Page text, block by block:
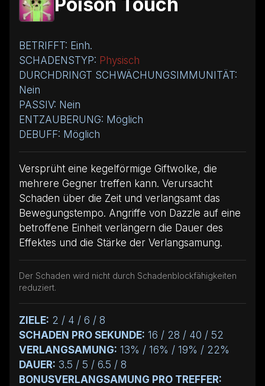
BETRIFFT: Einh.
SCHADENSTYP: Physisch
DURCHDRINGT SCHWÄCHUNGSIMMUNITÄT:
Nein
PASSIV: Nein
ENTZAUBERUNG: Möglich
DEBUFF: Möglich
Versprüht eine kegelförmige Giftwolke, die
mehrere Gegner treffen kann. Verursacht
Schaden über die Zeit und verlangsamt das
Bewegungstempo. Angriffe von Dazzle auf eine
betroffene Einheit verlängern die Dauer des
Effektes und die Stärke der Verlangsamung.
Der Schaden wird nicht durch Schadenblockfähigkeiten
reduziert.
ZIELE: 2 / 4 / 6 / 8
SCHADEN PRO SEKUNDE: 16 / 28 / 40 / 52
VERLANGSAMUNG: 13% / 16% / 19% / 22%
DAUER: 3.5 / 5 / 6.5 / 8
BONUSVERLANGSAMUNG PRO TREFFER: